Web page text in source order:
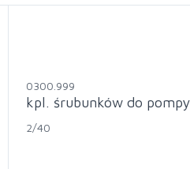
0300.999
kpl. śrubunków do
2/40